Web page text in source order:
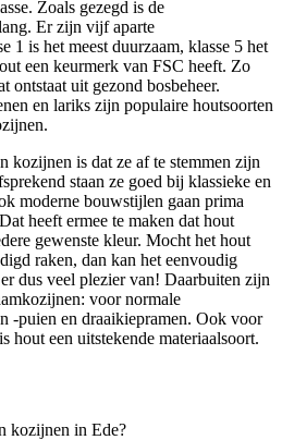
Zoals gezegd is de
Er zijn vijf aparte
1 is het meest duurzaam, klasse 5 het
een keurmerk van FSC heeft. Zo
ontstaat uit gezond bosbeheer.
en lariks zijn populaire houtsoorten
kozijnen is dat ze af te stemmen zijn
staan ze goed bij klassieke en
moderne bouwstijlen gaan prima
heeft ermee te maken dat hout
gewenste kleur. Mocht het hout
raken, dan kan het eenvoudig
dus veel plezier van! Daarbuiten zijn
voor normale
-puien en draaikiepramen. Ook voor
hout een uitstekende materiaalsoort.
kozijnen in Ede?